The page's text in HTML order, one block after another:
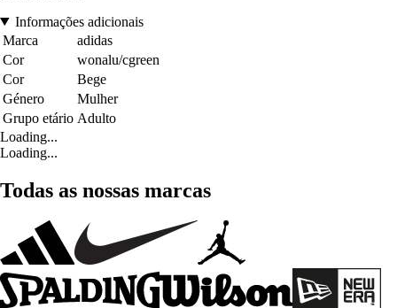
Informações adicionais
Marca
adidas
Cor
wonalu/cgreen
Cor
Bege
Género
Mulher
Grupo etário Adulto
Loading...
Loading...
Todas as nossas marcas